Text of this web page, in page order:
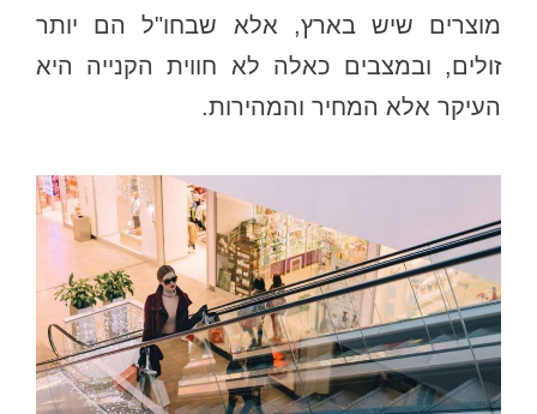
מוצרים שיש בארץ, אלא שבחו"ל הם יותר
זולים, ובמצבים כאלה לא חווית הקנייה היא
העיקר אלא המחיר והמהירות.